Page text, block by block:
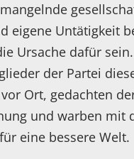
eigene Untätigkeit
Ursache dafür sein.
der Partei
Ort, gedachten
und warben mit
eine bessere Welt.